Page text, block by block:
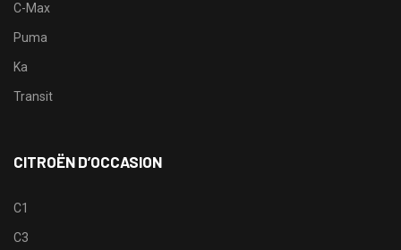
C-Max
Puma
Ka
Transit
CITROËN D’OCCASION
C1
C3